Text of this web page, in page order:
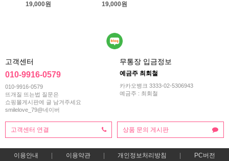
19,000원
19,000원
고객센터
010-9916-0579
010-9916-0579
뜨개질 뜨는법 질문은
쇼핑몰게시판에 글 남겨주세요
smilelove_79@네이버
무통장 입금정보
예금주 최회철
카카오뱅크 3333-02-5306943
예금주 : 최회철
고객센터 연결 상품 문의 게시판
이용안내 이용약관 개인정보처리방침 PC버전